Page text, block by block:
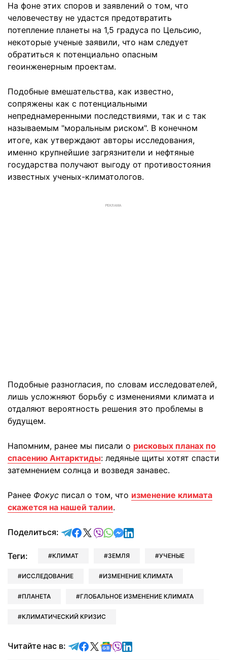
На фоне этих споров и заявлений о том, что
человечеству не удастся предотвратить
потепление планеты на 1,5 градуса по Цельсию,
некоторые ученые заявили, что нам следует
обратиться к потенциально опасным
геоинженерным проектам.
Подобные вмешательства, как известно,
сопряжены как с потенциальными
непреднамеренными последствиями, так и с так
называемым "моральным риском". В конечном
итоге, как утверждают авторы исследования,
именно крупнейшие загрязнители и нефтяные
государства получают выгоду от противостояния
известных ученых-климатологов.
РЕКЛАМА
Подобные разногласия, по словам исследователей,
лишь усложняют борьбу с изменениями климата и
отдаляют вероятность решения это проблемы в
будущем.
Напомним, ранее мы писали о рисковых планах по
спасению Антарктиды: ледяные щиты хотят спасти
затемнением солнца и возведя занавес.
Ранее Фокус писал о том, что изменение климата
скажется на нашей талии.
Поделиться: отправить в Telegram
поделиться в Facebook
поделиться в X
отправить в Viber
отправить в Whatsapp
отправить в Messenger
отправить в LinkedIn
Теги: КЛИМАТ ЗЕМЛЯ УЧЕНЫЕ
ИССЛЕДОВАНИЕ ИЗМЕНЕНИЕ КЛИМАТА
ПЛАНЕТА ГЛОБАЛЬНОЕ ИЗМЕНЕНИЕ КЛИМАТА
КЛИМАТИЧЕСКИЙ КРИЗИС
Читайте нас в: Читайте в Telegram
Читайте в Facebook
Читайте в X
Читайте в Google news
Читайте в Viber
Читайте в LinkedIn